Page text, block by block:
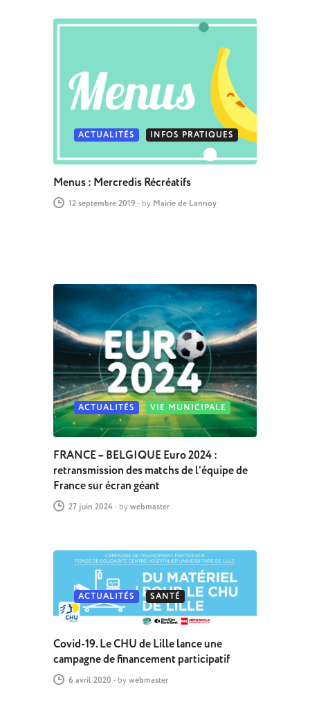
ACTUALITÉS INFOS PRATIQUES
Menus : Mercredis Récréatifs
12 septembre 2019 - by Mairie de Lannoy
ACTUALITÉS VIE MUNICIPALE
FRANCE – BELGIQUE Euro 2024 :
retransmission des matchs de l’équipe de
France sur écran géant
27 juin 2024- by webmaster
ACTUALITÉS SANTÉ
Covid-19. Le CHU de Lille lance une
campagne de financement participatif
6 avril 2020 - by webmaster